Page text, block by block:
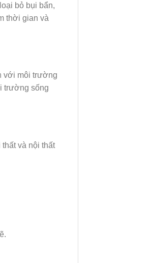
bỏ bụi bẩn,
thời gian và
với môi trường
trường sống
và nội thất